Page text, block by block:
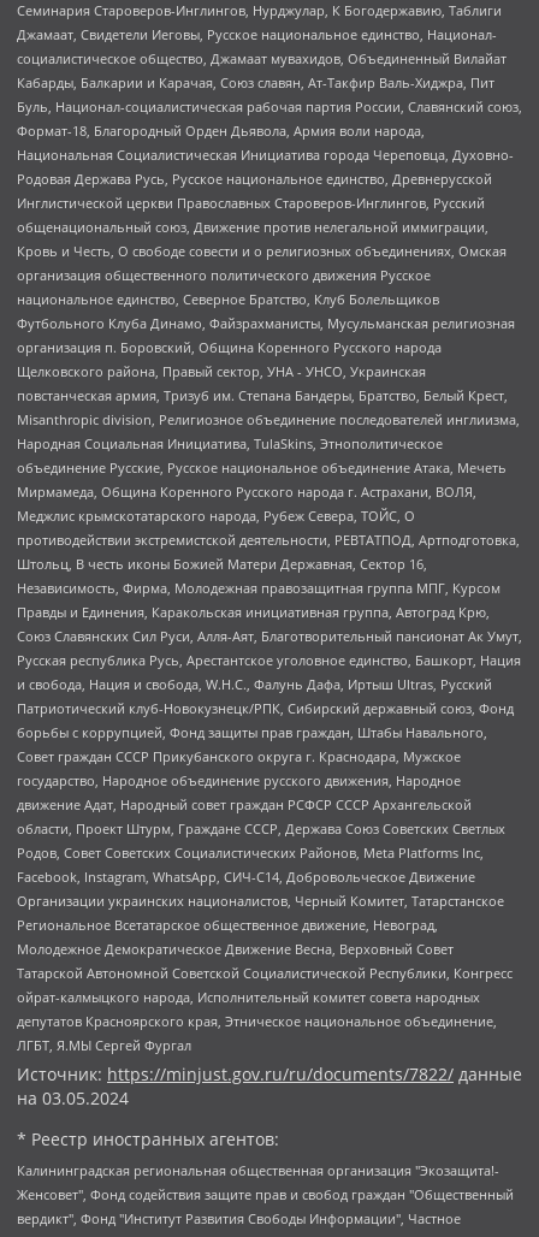
Семинария Староверов-Инглингов, Нурджулар, К Богодержавию, Таблиги
Джамаат, Свидетели Иеговы, Русское национальное единство, Национал-
социалистическое общество, Джамаат мувахидов, Объединенный Вилайат
Кабарды, Балкарии и Карачая, Союз славян, Ат-Такфир Валь-Хиджра, Пит
Буль, Национал-социалистическая рабочая партия России, Славянский союз,
Формат-18, Благородный Орден Дьявола, Армия воли народа,
Национальная Социалистическая Инициатива города Череповца, Духовно-
Родовая Держава Русь, Русское национальное единство, Древнерусской
Инглистической церкви Православных Староверов-Инглингов, Русский
общенациональный союз, Движение против нелегальной иммиграции,
Кровь и Честь, О свободе совести и о религиозных объединениях, Омская
организация общественного политического движения Русское
национальное единство, Северное Братство, Клуб Болельщиков
Футбольного Клуба Динамо, Файзрахманисты, Мусульманская религиозная
организация п. Боровский, Община Коренного Русского народа
Щелковского района, Правый сектор, УНА - УНСО, Украинская
повстанческая армия, Тризуб им. Степана Бандеры, Братство, Белый Крест,
Misanthropic division, Религиозное объединение последователей инглиизма,
Народная Социальная Инициатива, TulaSkins, Этнополитическое
объединение Русские, Русское национальное объединение Атака, Мечеть
Мирмамеда, Община Коренного Русского народа г. Астрахани, ВОЛЯ,
Меджлис крымскотатарского народа, Рубеж Севера, ТОЙС, О
противодействии экстремистской деятельности, РЕВТАТПОД, Артподготовка,
Штольц, В честь иконы Божией Матери Державная, Сектор 16,
Независимость, Фирма, Молодежная правозащитная группа МПГ, Курсом
Правды и Единения, Каракольская инициативная группа, Автоград Крю,
Союз Славянских Сил Руси, Алля-Аят, Благотворительный пансионат Ак Умут,
Русская республика Русь, Арестантское уголовное единство, Башкорт, Нация
и свобода, Нация и свобода, W.H.С., Фалунь Дафа, Иртыш Ultras, Русский
Патриотический клуб-Новокузнецк/РПК, Сибирский державный союз, Фонд
борьбы с коррупцией, Фонд защиты прав граждан, Штабы Навального,
Совет граждан СССР Прикубанского округа г. Краснодара, Мужское
государство, Народное объединение русского движения, Народное
движение Адат, Народный совет граждан РСФСР СССР Архангельской
области, Проект Штурм, Граждане СССР, Держава Союз Советских Светлых
Родов, Совет Советских Социалистических Районов, Meta Platforms Inc,
Facebook, Instagram, WhatsApp, СИЧ-С14, Добровольческое Движение
Организации украинских националистов, Черный Комитет, Татарстанское
Региональное Всетатарское общественное движение, Невоград,
Молодежное Демократическое Движение Весна, Верховный Совет
Татарской Автономной Советской Социалистической Республики, Конгресс
ойрат-калмыцкого народа, Исполнительный комитет совета народных
депутатов Красноярского края, Этническое национальное объединение,
ЛГБТ, Я.МЫ Сергей Фургал
Источник: https://minjust.gov.ru/ru/documents/7822/ данные
на 03.05.2024
* Реестр иностранных агентов:
Калининградская региональная общественная организация "Экозащита!-Женсовет", Фонд содействия защите прав и свобод граждан "Общественный вердикт", Фонд "Институт Развития Свободы Информации", Частное учреждение "Информационное агентство МЕМО. РУ", Региональная общественная организация "Общественная комиссия по сохранению наследия академика Сахарова", Фонд поддержки свободы прессы, Санкт-Петербургская общественная правозащитная организация "Гражданский контроль", Межрегиональная общественная организация "Информационно-просветительский центр "Мемориал", Региональный Фонд "Центр Защиты Прав Средств Массовой Информации", с 05.12.2023 Фонд "Центр Защиты Прав Средств массовой информации", Региональная общественная благотворительная организация помощи беженцам и мигрантам "Гражданское содействие", Негосударственное образовательное учреждение дополнительного профессионального образования (повышение квалификации) специалистов "АКАДЕМИЯ ПО ПРАВАМ ЧЕЛОВЕКА", Свердловская региональная общественная организация "Сутяжник", Автономная некоммерческая организация "Центр независимых социологических исследований", Союз общественных объединений "Российский исследовательский центр по правам человека", Региональное общественное учреждение научно-информационный центр "МЕМОРИАЛ", Некоммерческая организация "Фонд защиты гласности", Автономная некоммерческая организация "Институт прав человека", Городская общественная организация "Екатеринбургское общество "МЕМОРИАЛ", Городская общественная организация "Рязанское историко-просветительское и правозащитное общество "Мемориал" (Рязанский Мемориал), Челябинский региональный орган общественной самодеятельности – женское общественное объединение "Женщины Евразии", Челябинский региональный орган общественной самодеятельности "Уральская правозащитная группа", Фонд содействия защите здоровья и социальной справедливости имени Андрея Рылькова, Автономная Некоммерческая Организация "Аналитический Центр Юрия Левады", Автономная некоммерческая организация социальной поддержки населения "Проект Апрель", Региональная общественная организация помощи женщинам и детям, находящимся в кризисной ситуации "Информационно-методический центр "Анна", Фонд содействия развитию массовых коммуникаций и правовому просвещению "Так-так-Так", Фонд содействия устойчивому развитию "Серебряная тайга", Свердловский региональный общественный фонд социальных проектов "Новое время", "Idel.Реалии", Кавказ.Реалии, Крым.Реалии, Телеканал Настоящее Время, Татаро-башкирская служба Радио Свобода (Azatliq Radiosi), Радио Свободная Европа/Радио Свобода (PCE/PC), "Сибирь.Реалии", "Фактограф", Благотворительный фонд помощи осужденным и их семьям, Автономная некоммерческая организация "Институт глобализации и социальных движений", Фонд "В защиту прав заключенных", Частное учреждение "Центр поддержки и содействия развитию средств массовой информации", Пензенский региональный общественный благотворительный фонд "Гражданский союз", "Север.Реалии", Некоммерческая организация Фонд "Правовая инициатива", Общество с ограниченной ответственностью "Радио Свободная Европа/Радио Свобода", Чешское информационное агентство "MEDIUM-ORIENT", Красноярская региональная общественная организация "Мы против СПИДа", Камалягин Денис Николаевич, Маркелов Сергей Евгеньевич, Пономарев Лев Александрович, Савицкая Людмила Алексеевна, Автономная некоммерческая организация "Центр по работе с проблемой насилия "НАСИЛИЮ.НЕТ", Межрегиональный профессиональный союз работников здравоохранения "Альянс врачей", Юридическое лицо, зарегистрированное в Латвийской Республике, SIA "Medusa Project" (регистрационный номер 40103797863, дата регистрации 10.06.2014), Некоммерческая организация "Фонд по борьбе с коррупцией", Автономная некоммерческая организация "Институт права и публичной политики", Баданин Роман Сергеевич, Гликин Максим Александрович, Железнова Мария Михайловна, Лукьянова Юлия Сергеевна, Маетная Елизавета Витальевна, Маняхин Петр Борисович, Чуракова Ольга Владимировна, Ярош Юлия Петровна, Юридическое лицо "The Insider SIA", зарегистрированное в Риге, Латвийская Республика (дата регистрации 26.06.2015), являющееся администратором доменного имени интернет-издания "The Insider SIA", https://theins.ru, Постернак Алексей Евгеньевич, Рубин Михаил Аркадьевич, Анин Роман Александрович, Юридическое лицо Istories fonds, зарегистрированное в Латвийской Республике (регистрационный номер 50008295751, дата регистрации 24.02.2020), Великовский Дмитрий Александрович, Долинина Ирина Николаевна, Мароховская Алеся Алексеевна, Шлейнов Роман Юрьевич, Шмагун Олеся Валентиновна, Общество с ограниченной ответственностью "Альтаир 2021", Общество с ограниченной ответственностью "Вега 2021", Общество с ограниченной ответственностью "Главный редактор 2021", Общество с ограниченной ответственностью "Ромашки монолит", Важенков Артем Валерьевич, Ивановская областная общественная организация "Центр гендерных исследований", Гурман Юрий Альбертович, Медиапроект "ОВД-Инфо", Егоров Владимир Владимирович, Жилинский Владимир Александрович, Общество с ограниченной ответственностью "ЗП", Иванова София Юрьевна, Карезина Инна Павловна, Кильтау Екатерина Викторовна, Петров Алексей Викторович, Пискунов Сергей Евгеньевич, Смирнов Сергей Сергеевич, Тихонов Михаил Сергеевич, Общество с ограниченной ответственностью "ЖУРНАЛИСТ-ИНОСТРАННЫЙ АГЕНТ", Арапова Галина Юрьевна, Вольтская Татьяна Анатольевна, Американская компания "Mason G.E.S. Anonymous Foundation" (США), являющаяся владельцем интернет-издания https://mnews.world/, Компания "Stichting Bellingcat", зарегистрированная в Нидерландах (дата регистрации 11.07.2018), Захаров Андрей Вячеславович, Клепиковская Екатерина Дмитриевна, Общество с ограниченной ответственностью "МЕМО", Перл Роман Александрович, Симонов Евгений Алексеевич, Соловьева Елена Анатольевна, Сотников Даниил Владимирович, Сурначева Елизавета Дмитриевна, Автономная некоммерческая организация по защите прав человека и информированию населения "Якутия – Наше Мнение", Общество с ограниченной ответственностью "Москоу диджитал медиа", с 26.01.2023 Общество с ограниченной ответственностью "Чайка Белые сады", Ветошкина Валерия Валерьевна, Заговора Максим Александрович, Межрегиональное общественное движение "Российская ЛГБТ - сеть", Оленичев Максим Владимирович, Павлов Иван Юрьевич, Скворцова Елена Сергеевна, Общество с ограниченной ответственностью "Как бы инагент", Кочетков Игорь Викторович, Общество с ограниченной ответственностью "Честные выборы", Еланчик Олег Александрович, Общество с ограниченной ответственностью "Нобелевский призыв", Гималова Регина Эмилевна, Григорьев Андрей Валерьевич, Григорьева Алина Александровна, Ассоциация по содействию защите прав призывников, альтернативнослужащих и военнослужащих "Правозащитная группа "Гражданин.Армия.Право", Хисамова Регина Фаритовна, Автономная некоммерческая организация по реализации социально-правовых программ "Лилит", Дальневосточное общественное движение "Маяк", Санкт-Петербургская ЛГБТ-инициативная группа "Выход", Инициативная группа ЛГБТ+ "Реверс", Алексеев Андрей Викторович, Бекбулатова Таисия Львовна, Беляев Иван Михайлович, Владыкина Елена Сергеевна, Гельман Марат Александрович, Никульшина Вероника Юрьевна, Толоконникова Надежда Андреевна, Шендерович Виктор Анатольевич, Общество с ограниченной ответственностью "Данное сообщение", Общество с ограниченной ответственностью Издательский дом "Новая глава", Айнбиндер Александра Александровна, Московский комьюнити-центр для ЛГБТ+инициатив, Благотворительный фонд развития филантропии, Deutsche Welle (Германия, Kurt-Schumacher-Strasse 3, 53113 Bonn), Борзунова Мария Михайловна, Воробьев Виктор Викторович, Голубева Анна Львовна, Константинова Алла Михайловна, Малкова Ирина Владимировна, Мурадов Мурад Абдулгалимович, Осетинская Елизавета Николаевна, Понасенков Евгений Николаевич, Ганапольский Матвей Юрьевич, Киселев Евгений Алексеевич, Борухович Ирина Григорьевна, Дремин Иван Тимофеевич, Дубровский Дмитрий Викторович, Красноярская региональная общественная организация поддержки и развития альтернативных образовательных технологий и межкультурных коммуникаций "ИНТЕРРА", Маяковская Екатерина Алексеевна, Фейгин Марк Захарович, Филимонов Андрей Викторович, Дзугкоева Регина Николаевна, Доброхотов Роман Александрович, Дудь Юрий Александрович, Елкин Сергей Владимирович, Кругликов Кирилл Игоревич, Сабунаева Мария Леонидовна, Семенов Алексей Владимирович, Шаинян Карен Багратович, Шульман Екатерина Михайловна, Асафьев Артур Валерьевич, Вахштайн Виктор Семенович, Венедиктов Алексей Алексеевич, Лушникова Екатерина Евгеньевна, Волков Леонид Михайлович, Невзоров Александр Глебович, Пархоменко Сергей Борисович, Сироткин Ярослав Николаевич, Кара-Мурза Владимир Владимирович, Баранова Наталья Владимировна, Гозман Леонид Яковлевич, Кагарлицкий Борис Юльевич, Климарев Михаил Валерьевич, Милов Владимир Станиславович, Автономная некоммерческая организация Краснодарский центр современного искусства "Типография", Моргенштерн Алишер Тагирович, Соболь Любовь Эдуардовна, Общество с ограниченной ответственностью "ЛИЗА НОРМ", Каспаров Гарри Кимович, Ходорковский Михаил Борисович, Общество с ограниченной ответственностью "Апрельские тезисы", Данилович Ирина Брониславовна, Кашин Олег Владимирович, Петров Николай Владимирович, Пивоваров Алексей Владимирович, Соколов Михаил Владимирович, Цветкова Юлия Владимировна, Чичваркин Евгений Александрович, Комитет против пыток/Команда против пыток, Общество с ограниченной ответственностью "Первый научный", Общество с ограниченной ответственностью "Вертолет и ко", Белоцерковская Вероника Борисовна, Кац Максим Евгеньевич, Лазарева Татьяна Юрьевна, Шаведдинов Руслан Табризович, Яшин Илья Валерьевич, Общество с ограниченной ответственностью "Иноагент ААВ", Алешковский Дмитрий Петрович, Альбац Евгения Марковна, Быков Дмитрий Львович, Галямина Юлия Евгеньевна, Лойко Сергей Леонидович, Мартынов Кирилл Константинович, Медведев Сергей Александрович, Крашенинников Федор Геннадиевич, Гордеева Катерина Вл